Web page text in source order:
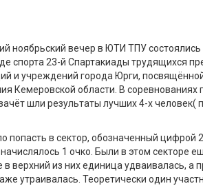
ноябрьский вечер в ЮТИ ТПУ состоялись
спорта 23-й Спартакиады трудящихся
и учреждений города Юрги,
Кемеровской области. В соревнованиях
шли результаты лучших 4-х человек(
попасть в сектор, обозначенный цифрой
начислялось 1 очко. Были в этом секторе
в верхний из них единица удваивалась, а
утраивалась. Теоретически один